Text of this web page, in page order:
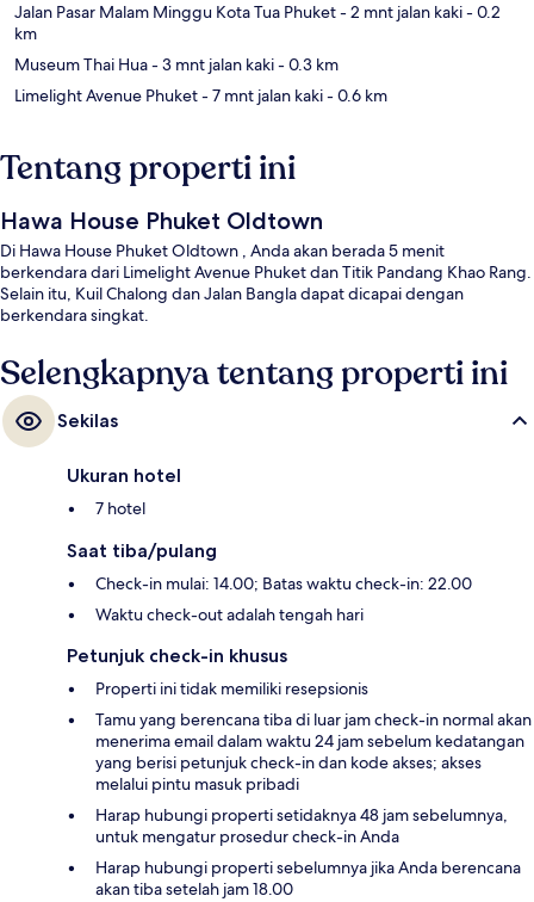
Jalan Pasar Malam Minggu Kota Tua Phuket- 2 mnt jalan kaki- 0.2
km
Museum Thai Hua- 3 mnt jalan kaki- 0.3 km
Limelight Avenue Phuket- 7 mnt jalan kaki- 0.6 km
Tentang properti ini
Hawa House Phuket Oldtown
Di Hawa House Phuket Oldtown , Anda akan berada 5 menit
berkendara dari Limelight Avenue Phuket dan Titik Pandang Khao Rang.
Selain itu, Kuil Chalong dan Jalan Bangla dapat dicapai dengan
berkendara singkat.
Selengkapnya tentang properti ini
Sekilas
Ukuran hotel
7 hotel
Saat tiba/pulang
Check-in mulai: 14.00; Batas waktu check-in: 22.00
Waktu check-out adalah tengah hari
Petunjuk check-in khusus
Properti ini tidak memiliki resepsionis
Tamu yang berencana tiba di luar jam check-in normal akan
menerima email dalam waktu 24 jam sebelum kedatangan
yang berisi petunjuk check-in dan kode akses; akses
melalui pintu masuk pribadi
Harap hubungi properti setidaknya 48 jam sebelumnya,
untuk mengatur prosedur check-in Anda
Harap hubungi properti sebelumnya jika Anda berencana
akan tiba setelah jam 18.00